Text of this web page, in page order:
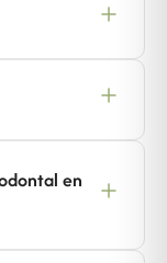
en